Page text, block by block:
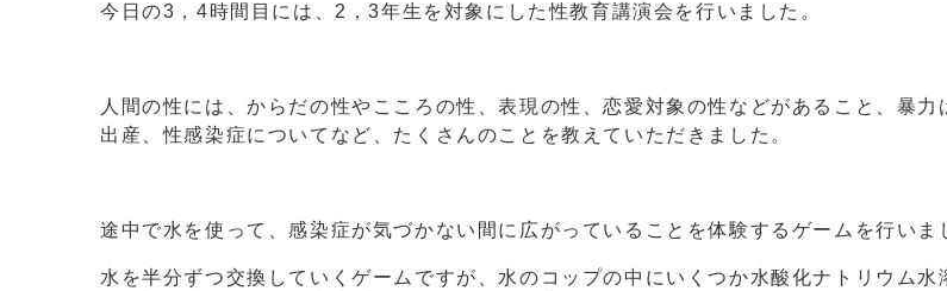
今日の3，4時間目には、2，3年生を対象にした性教育講演会を行いました。
人間の性には、からだの性やこころの性、表現の性、恋愛対象の性などがあること、暴
出産、性感染症についてなど、たくさんのことを教えていただきました。
途中で水を使って、感染症が気づかない間に広がっていることを体験するゲームを行いま
水を半分ずつ交換していくゲームですが、水のコップの中にいくつか水酸化ナトリウム